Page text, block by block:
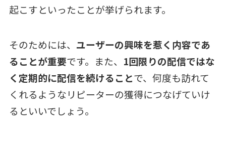
起こすといったことが挙げられます。
そのためには、 ユーザーの興味を惹く内容であ
ることが重要です。また、 1回限りの配信ではな
く定期的に配信を続けることで、何度も訪れて
くれるようなリピーターの獲得につなげていけ
るといいでしょう。